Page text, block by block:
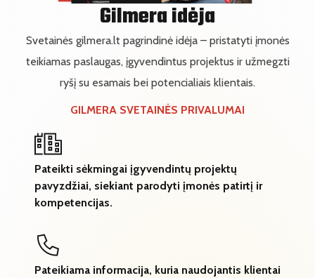
Gilmera idėja
Svetainės gilmera.lt pagrindinė idėja – pristatyti įmonės
teikiamas paslaugas, įgyvendintus projektus ir užmegzti
ryšį su esamais bei potencialiais klientais.
GILMERA SVETAINĖS PRIVALUMAI
Pateikti sėkmingai įgyvendintų projektų
pavyzdžiai, siekiant parodyti įmonės patirtį ir
kompetencijas.
Pateikiama informacija, kuria naudojantis klientai